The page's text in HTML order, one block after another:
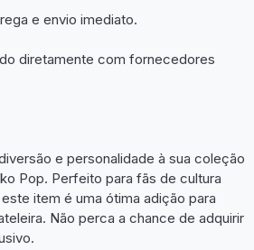
e envio imediato.
diretamente com fornecedores
e personalidade à sua coleção
Pop. Perfeito para fãs de cultura
item é uma ótima adição para
Não perca a chance de adquirir